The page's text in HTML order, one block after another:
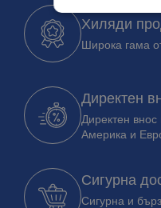
Хиляди
Широка гама
Директен
Директен внос
Америка и
Сигурна
Сигурна и